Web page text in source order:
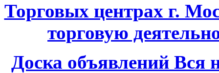
Торговых центрах г.
торговую
Доска объявлений